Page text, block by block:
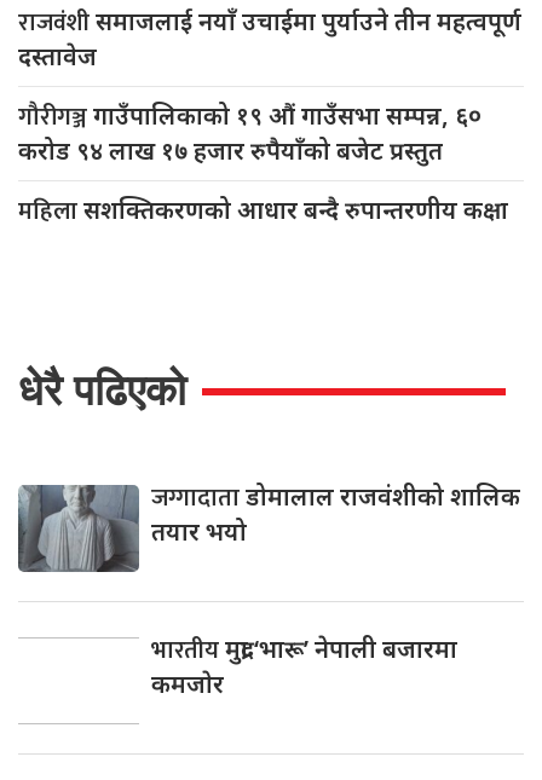
राजवंशीसमाजलाई नयाँ उचाईमा पुर्याउने तीन महत्वपूर्ण
दस्तावेज
गौरीगञ्जगाउँपालिकाको १९ औं गाउँसभा सम्पन्न, ६०
करोड ९४ लाख १७ हजार रुपैयाँको बजेट प्रस्तुत
महिलासशक्तिकरणको आधार बन्दै रुपान्तरणीय कक्षा
धेरै पढिएको
जग्गादाताडोमालाल राजवंशीको शालिक
तयार भयो
भारतीयमुद्रा ‘भारू’ नेपाली बजारमा
कमजाेर